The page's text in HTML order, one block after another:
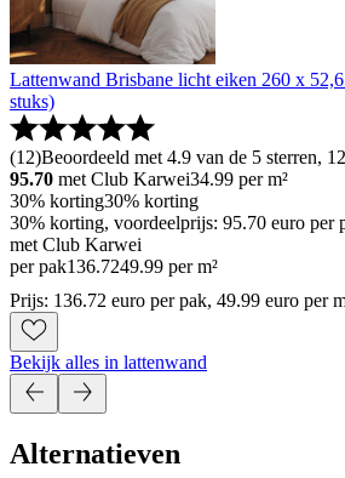
Lattenwand Brisbane licht eiken 260 x
stuks)
(12)Beoordeeld met 4.9 van de 5 sterren,
95.70 met Club Karwei34.99 per m²
30% korting30% korting
30% korting, voordeelprijs: 95.70 euro per
met Club Karwei
per pak136.7249.99 per m²
Prijs: 136.72 euro per pak, 49.99 euro per
Bekijk alles in lattenwand
Alternatieven